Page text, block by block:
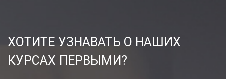
ХОТИТЕ УЗНАВАТЬ О НАШИХ
КУРСАХ ПЕРВЫМИ?